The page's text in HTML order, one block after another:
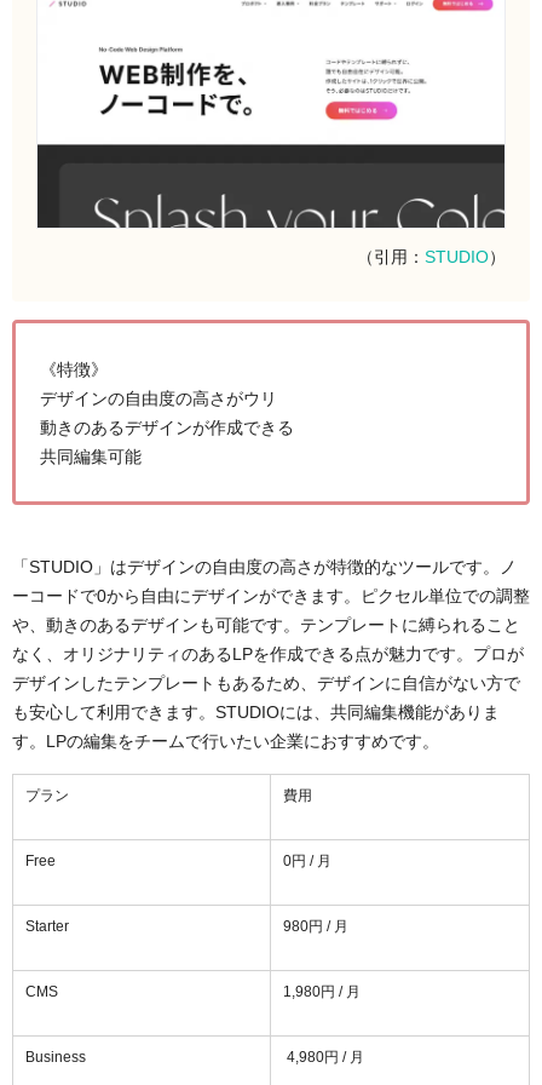
（引用：STUDIO）
《特徴》
デザインの自由度の高さがウリ
動きのあるデザインが作成できる
共同編集可能
「STUDIO」はデザインの自由度の高さが特徴的なツールです。ノ
ーコードで0から自由にデザインができます。ピクセル単位での調整
や、動きのあるデザインも可能です。テンプレートに縛られること
なく、オリジナリティのあるLPを作成できる点が魅力です。プロが
デザインしたテンプレートもあるため、デザインに自信がない方で
も安心して利用できます。STUDIOには、共同編集機能がありま
す。LPの編集をチームで行いたい企業におすすめです。
プラン 費用
Free 0円 / 月
Starter 980円 / 月
CMS 1,980円 / 月
Business 4,980円 / 月